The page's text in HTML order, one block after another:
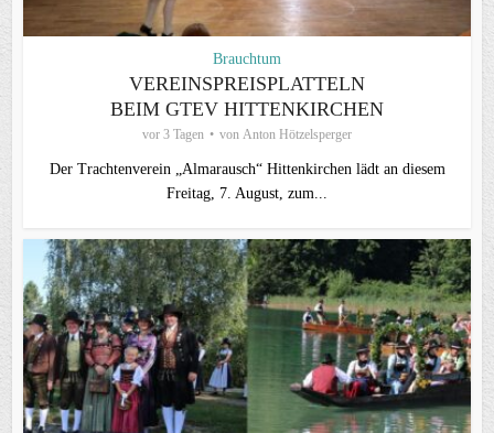
Brauchtum
VEREINSPREISPLATTELN
BEIM GTEV HITTENKIRCHEN
vor 3 Tagen von Anton Hötzelsperger
Der Trachtenverein „Almarausch“ Hittenkirchen lädt an diesem
Freitag, 7. August, zum...